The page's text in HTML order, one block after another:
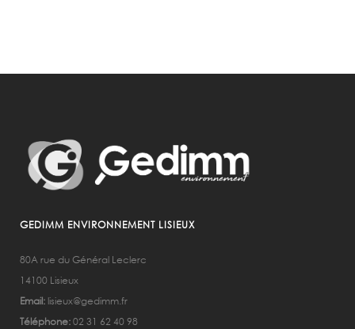
GEDIMM ENVIRONNEMENT LISIEUX
80A rue du Général Leclerc
14100 Lisieux
Email: lisieux@gedimm.fr
Téléphone:02 31 62 40 98